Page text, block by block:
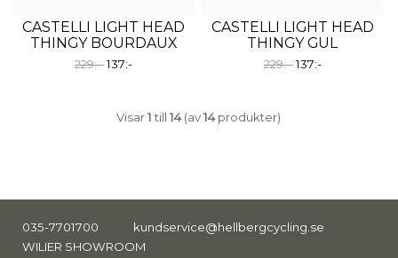
CASTELLI LIGHT HEAD
THINGY BOURDAUX
229:-137:-
CASTELLI LIGHT HEAD
THINGY GUL
229:-137:-
Visar1till 14(av14produkter)
035-7701700
kundservice@hellbergcycling.se
WILIER SHOWROOM